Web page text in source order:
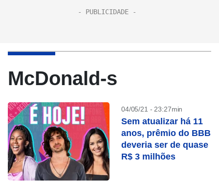
McDonald-s
04/05/21 - 23:27min
Sem atualizar há 11
anos, prêmio do BBB
deveria ser de quase
R$ 3 milhões